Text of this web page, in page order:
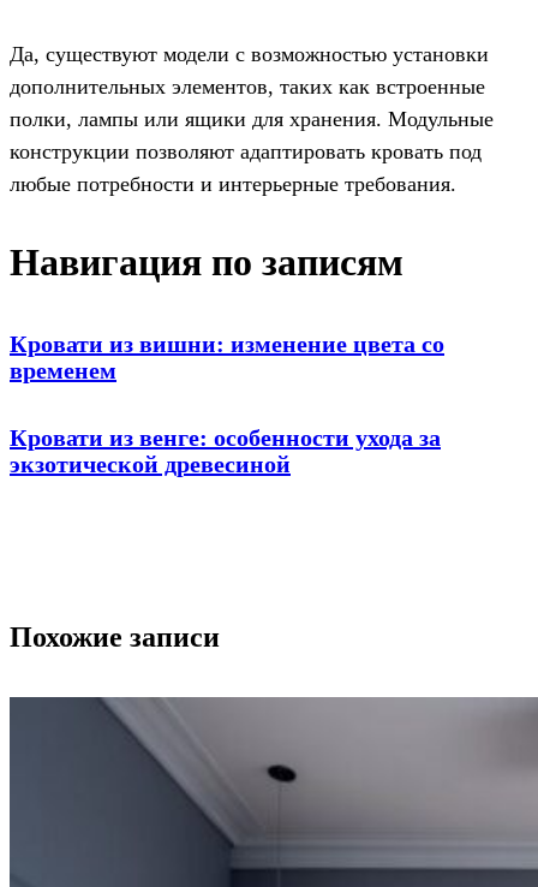
Да, существуют модели с возможностью установки
дополнительных элементов, таких как встроенные
полки, лампы или ящики для хранения. Модульные
конструкции позволяют адаптировать кровать под
любые потребности и интерьерные требования.
Навигация по записям
Кровати из вишни: изменение цвета со
временем
Кровати из венге: особенности ухода за
экзотической древесиной
Похожие записи